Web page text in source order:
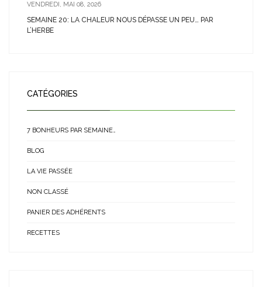
VENDREDI, MAI 08, 2026
SEMAINE 20: LA CHALEUR NOUS DÉPASSE UN PEU… PAR
L’HERBE
CATÉGORIES
7 BONHEURS PAR SEMAINE…
BLOG
LA VIE PASSÉE
NON CLASSÉ
PANIER DES ADHÉRENTS
RECETTES